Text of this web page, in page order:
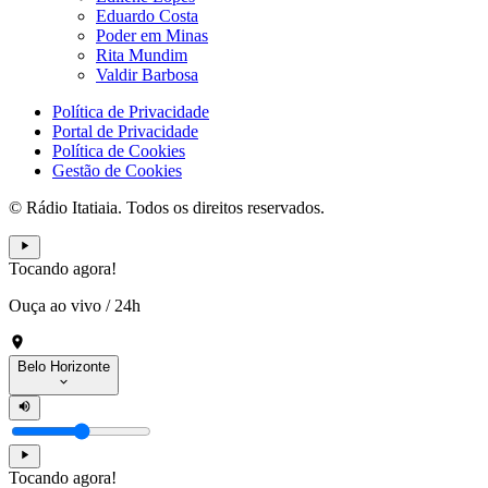
Eduardo Costa
Poder em Minas
Rita Mundim
Valdir Barbosa
Política de Privacidade
Portal de Privacidade
Política de Cookies
Gestão de Cookies
© Rádio Itatiaia. Todos os direitos reservados.
Tocando agora!
Ouça ao vivo / 24h
Belo Horizonte
Tocando agora!